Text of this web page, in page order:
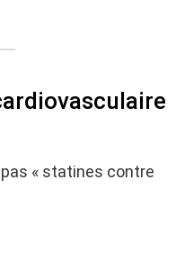
pas « statines contre